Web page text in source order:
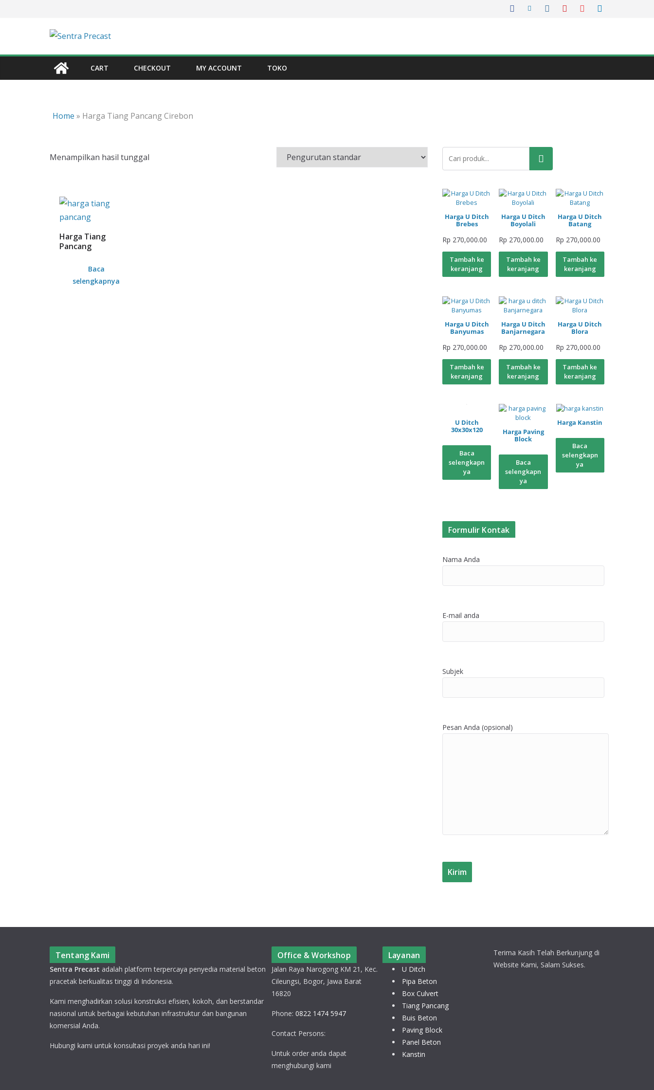
CART CHECKOUT MY ACCOUNT TOKO
Home » Harga Tiang Pancang Cirebon
Menampilkan hasil tunggal
Harga Tiang
Pancang
Baca
selengkapnya
Pencarian
Harga U Ditch
Brebes
Rp 270,000.00
Tambah ke
keranjang
Harga U Ditch
Boyolali
Rp 270,000.00
Tambah ke
keranjang
Harga U Ditch
Batang
Rp 270,000.00
Tambah ke
keranjang
Harga U Ditch
Banyumas
Rp 270,000.00
Tambah ke
keranjang
Harga U Ditch
Banjarnegara
Rp 270,000.00
Tambah ke
keranjang
Harga U Ditch
Blora
Rp 270,000.00
Tambah ke
keranjang
U Ditch
30x30x120
Baca
selengkapn
ya
Harga Paving
Block
Baca
selengkapn
ya
Harga Kanstin
Baca
selengkapn
ya
Formulir Kontak
Nama Anda
E-mail anda
Subjek
Pesan Anda (opsional)
Tentang Kami
Sentra Precast adalah platform terpercaya penyedia material beton
pracetak berkualitas tinggi di Indonesia.
Kami menghadirkan solusi konstruksi efisien, kokoh, dan berstandar
nasional untuk berbagai kebutuhan infrastruktur dan bangunan
komersial Anda.
Hubungi kami untuk konsultasi proyek anda hari ini!
Office & Workshop
Jalan Raya Narogong KM 21, Kec.
Cileungsi, Bogor, Jawa Barat
16820
Phone: 0822 1474 5947
Contact Persons:
Untuk order anda dapat
menghubungi kami
Layanan
U Ditch
Pipa Beton
Box Culvert
Tiang Pancang
Buis Beton
Paving Block
Panel Beton
Kanstin
Terima Kasih Telah Berkunjung di
Website Kami, Salam Sukses.